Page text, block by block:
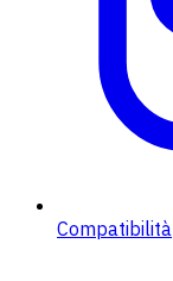
Compatibilità